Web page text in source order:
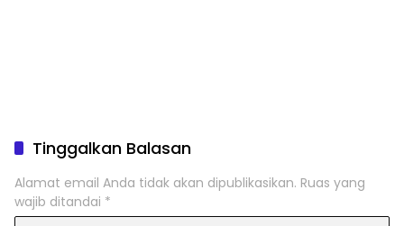
Tinggalkan Balasan
Alamat email Anda tidak akan dipublikasikan. Ruas yang
wajib ditandai *